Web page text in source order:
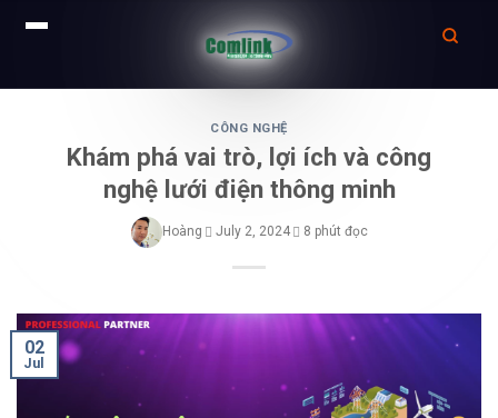
CÔNG NGHỆ
Khám phá vai trò, lợi ích và công
nghệ lưới điện thông minh
Hoàng July 2, 2024 8 phút đọc
02
Jul